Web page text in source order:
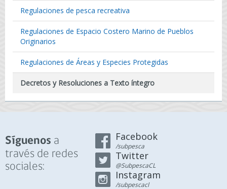
Regulaciones de pesca recreativa
Regulaciones de Espacio Costero Marino de Pueblos
Originarios
Regulaciones de Áreas y Especies Protegidas
Decretos y Resoluciones a Texto íntegro
Síguenos a
través de redes
sociales:
Facebook
/subpesca
Twitter
@SubpescaCL
Instagram
/subpescacl